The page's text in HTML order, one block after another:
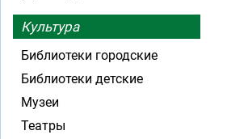
Культура
Библиотеки городские
Библиотеки детские
Музеи
Театры